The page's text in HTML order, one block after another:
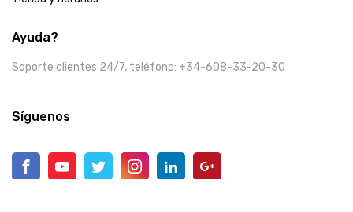
Ayuda?
Soporte clientes 24/7, teléfono: +34-608-33-20-30
Síguenos